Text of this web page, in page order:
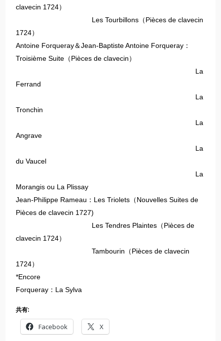
clavecin 1724）
Les Tourbillons（Pièces de clavecin
1724）
Antoine Forqueray＆Jean-Baptiste Antoine Forqueray：
Troisième Suite（Pièces de clavecin）
La
Ferrand
La
Tronchin
La
Angrave
La
du Vaucel
La
Morangis ou La Plissay
Jean-Philippe Rameau：Les Triolets（Nouvelles Suites de
Pièces de clavecin 1727)
Les Tendres Plaintes（Pièces de
clavecin 1724）
Tambourin（Pièces de clavecin
1724）
*Encore
Forqueray：La Sylva
共有:
Facebook X